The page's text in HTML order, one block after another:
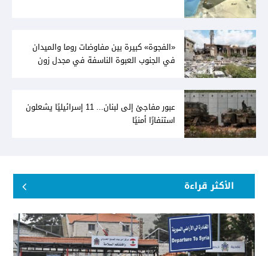
«الفجوة» كبيرة بين مفاوضات روما والميدان
في الجنوب العبوة الناسفة في مجدل زون
عبور مفاجئ إلى لبنان... 11 إسرائيليًا يشعلون
استنفارًا أمنيًا
الأكثر قراءة